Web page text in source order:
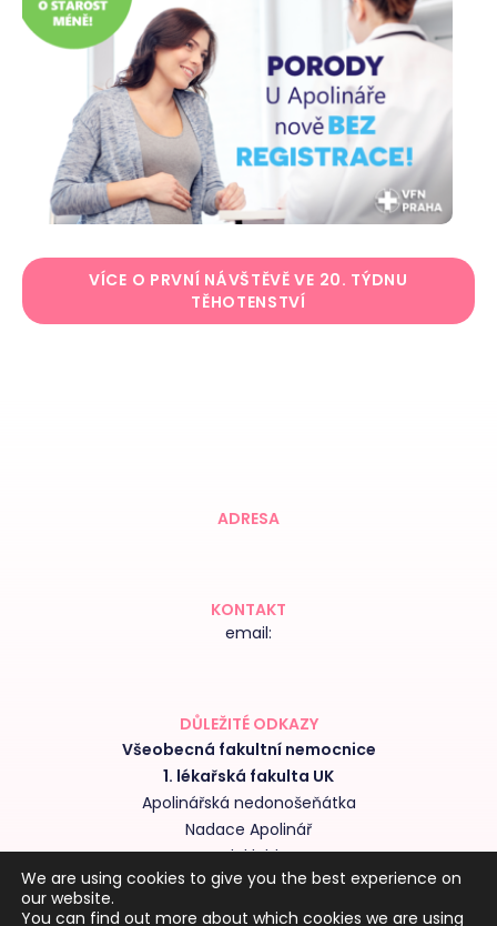
VÍCE O PRVNÍ NÁVŠTĚVĚ VE 20. TÝDNU
TĚHOTENSTVÍ
ADRESA
KONTAKT
email:
DŮLEŽITÉ ODKAZY
Všeobecná fakultní nemocnice
1. lékařská fakulta UK
Apolinářská nedonošeňátka
Nadace Apolinář
Nedoklubko
Výroční zprávy kliniky
Obchodní podmínky
We are using cookies to give you the best experience on
our website.
You can find out more about which cookies we are using